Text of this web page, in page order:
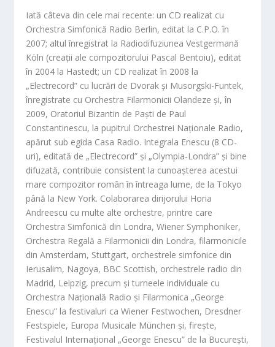
Iată câteva din cele mai recente: un CD realizat cu
Orchestra Simfonică Radio Berlin, editat la C.P.O. în
2007; altul înregistrat la Radiodifuziunea Vestgermană
Köln (creații ale compozitorului Pascal Bentoiu), editat
în 2004 la Hastedt; un CD realizat în 2008 la
„Electrecord” cu lucrări de Dvorak și Musorgski-Funtek,
înregistrate cu Orchestra Filarmonicii Olandeze și, în
2009, Oratoriul Bizantin de Paști de Paul
Constantinescu, la pupitrul Orchestrei Naționale Radio,
apărut sub egida Casa Radio. Integrala Enescu (8 CD-
uri), editată de „Electrecord” și „Olympia-Londra” și bine
difuzată, contribuie consistent la cunoașterea acestui
mare compozitor român în întreaga lume, de la Tokyo
până la New York. Colaborarea dirijorului Horia
Andreescu cu multe alte orchestre, printre care
Orchestra Simfonică din Londra, Wiener Symphoniker,
Orchestra Regală a Filarmonicii din Londra, filarmonicile
din Amsterdam, Stuttgart, orchestrele simfonice din
Ierusalim, Nagoya, BBC Scottish, orchestrele radio din
Madrid, Leipzig, precum și turneele individuale cu
Orchestra Națională Radio și Filarmonica „George
Enescu” la festivaluri ca Wiener Festwochen, Dresdner
Festspiele, Europa Musicale München și, firește,
Festivalul Internațional „George Enescu” de la București,